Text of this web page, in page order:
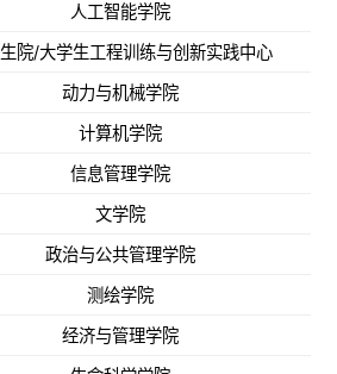
人工智能学院
院/大学生工程训练与创新实践中心
动力与机械学院
计算机学院
信息管理学院
文学院
政治与公共管理学院
测绘学院
经济与管理学院